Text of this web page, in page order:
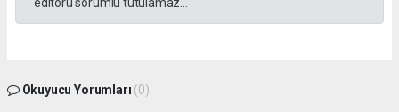
editörü sorumlu tutulamaz...
Okuyucu Yorumları (0)